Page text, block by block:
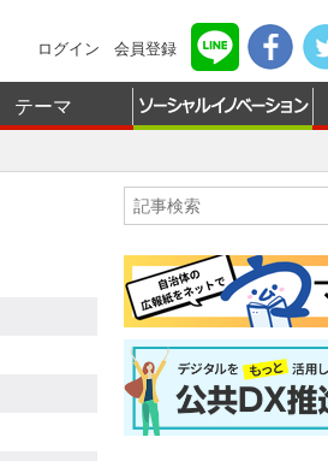
ログイン 会員登録
テーマ